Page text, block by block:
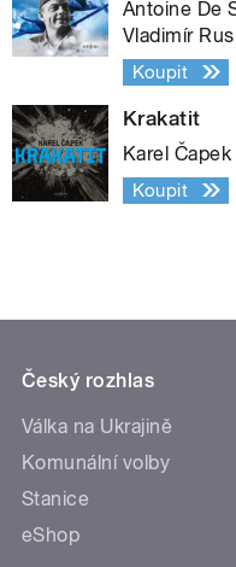
Antoine De
Vladimír
Koupit
Krakatit
Karel Čapek
Koupit
Český rozhlas
Válka na Ukrajině
Komunální volby
Stanice
eShop